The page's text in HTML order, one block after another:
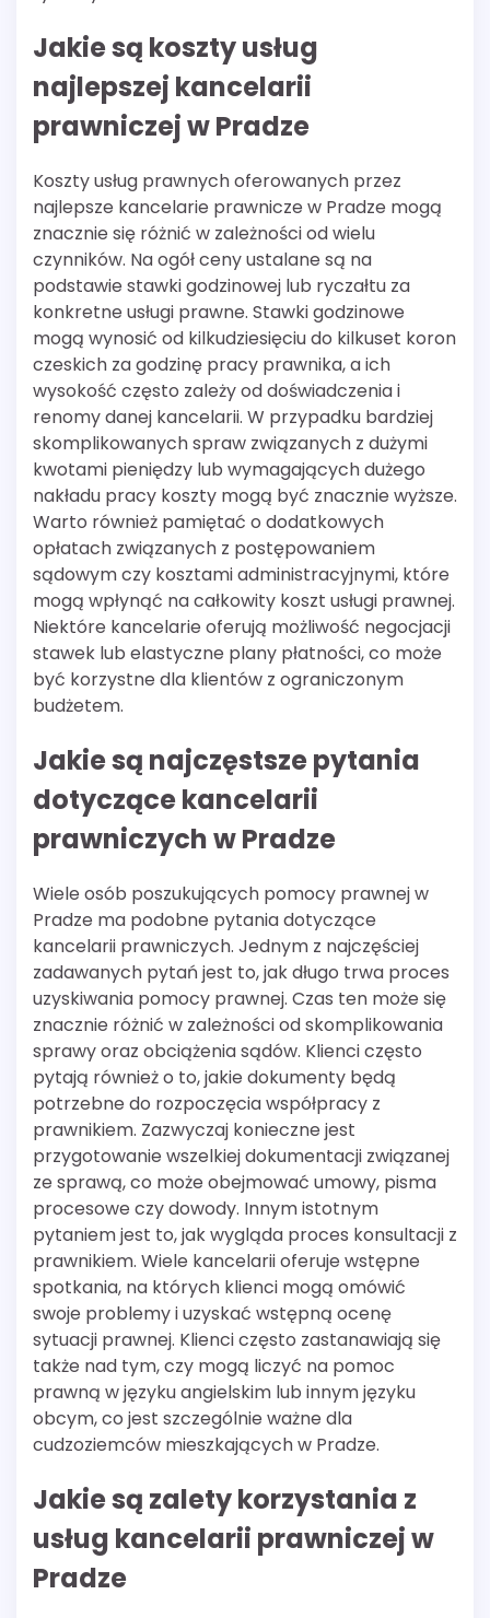
Jakie są koszty usług
najlepszej kancelarii
prawniczej w Pradze
Koszty usług prawnych oferowanych przez
najlepsze kancelarie prawnicze w Pradze mogą
znacznie się różnić w zależności od wielu
czynników. Na ogół ceny ustalane są na
podstawie stawki godzinowej lub ryczałtu za
konkretne usługi prawne. Stawki godzinowe
mogą wynosić od kilkudziesięciu do kilkuset koron
czeskich za godzinę pracy prawnika, a ich
wysokość często zależy od doświadczenia i
renomy danej kancelarii. W przypadku bardziej
skomplikowanych spraw związanych z dużymi
kwotami pieniędzy lub wymagających dużego
nakładu pracy koszty mogą być znacznie wyższe.
Warto również pamiętać o dodatkowych
opłatach związanych z postępowaniem
sądowym czy kosztami administracyjnymi, które
mogą wpłynąć na całkowity koszt usługi prawnej.
Niektóre kancelarie oferują możliwość negocjacji
stawek lub elastyczne plany płatności, co może
być korzystne dla klientów z ograniczonym
budżetem.
Jakie są najczęstsze pytania
dotyczące kancelarii
prawniczych w Pradze
Wiele osób poszukujących pomocy prawnej w
Pradze ma podobne pytania dotyczące
kancelarii prawniczych. Jednym z najczęściej
zadawanych pytań jest to, jak długo trwa proces
uzyskiwania pomocy prawnej. Czas ten może się
znacznie różnić w zależności od skomplikowania
sprawy oraz obciążenia sądów. Klienci często
pytają również o to, jakie dokumenty będą
potrzebne do rozpoczęcia współpracy z
prawnikiem. Zazwyczaj konieczne jest
przygotowanie wszelkiej dokumentacji związanej
ze sprawą, co może obejmować umowy, pisma
procesowe czy dowody. Innym istotnym
pytaniem jest to, jak wygląda proces konsultacji z
prawnikiem. Wiele kancelarii oferuje wstępne
spotkania, na których klienci mogą omówić
swoje problemy i uzyskać wstępną ocenę
sytuacji prawnej. Klienci często zastanawiają się
także nad tym, czy mogą liczyć na pomoc
prawną w języku angielskim lub innym języku
obcym, co jest szczególnie ważne dla
cudzoziemców mieszkających w Pradze.
Jakie są zalety korzystania z
usług kancelarii prawniczej w
Pradze